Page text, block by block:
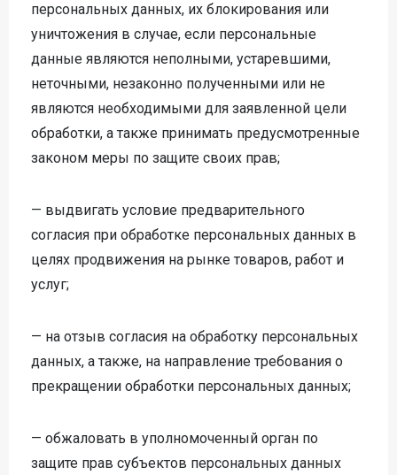
Записаться
Записаться
Записаться
Записаться
на консультацию
персональных данных, их блокирования или
уничтожения в случае, если персональные
данные являются неполными, устаревшими,
неточными, незаконно полученными или не
являются необходимыми для заявленной цели
обработки, а также принимать предусмотренные
законом меры по защите своих прав;
— выдвигать условие предварительного
согласия при обработке персональных данных в
целях продвижения на рынке товаров, работ и
услуг;
— на отзыв согласия на обработку персональных
данных, а также, на направление требования о
прекращении обработки персональных данных;
— обжаловать в уполномоченный орган по
защите прав субъектов персональных данных